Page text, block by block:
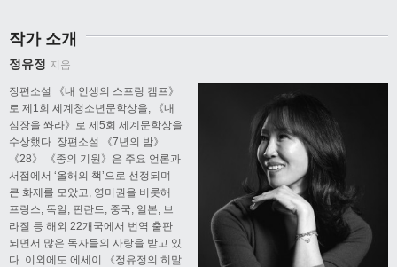
작가 소개
정유정 지음
장편소설 《내 인생의 스프링 캠프》
로 제1회 세계청소년문학상을, 《내
심장을 쏴라》로 제5회 세계문학상을
수상했다. 장편소설 《7년의 밤》
《28》 《종의 기원》은 주요 언론과
서점에서 ‘올해의 책’으로 선정되며
큰 화제를 모았고, 영미권을 비롯해
프랑스, 독일, 핀란드, 중국, 일본, 브
라질 등 해외 22개국에서 번역 출판
되면서 많은 독자들의 사랑을 받고 있
다. 이외에도 에세이 《정유정의 히말